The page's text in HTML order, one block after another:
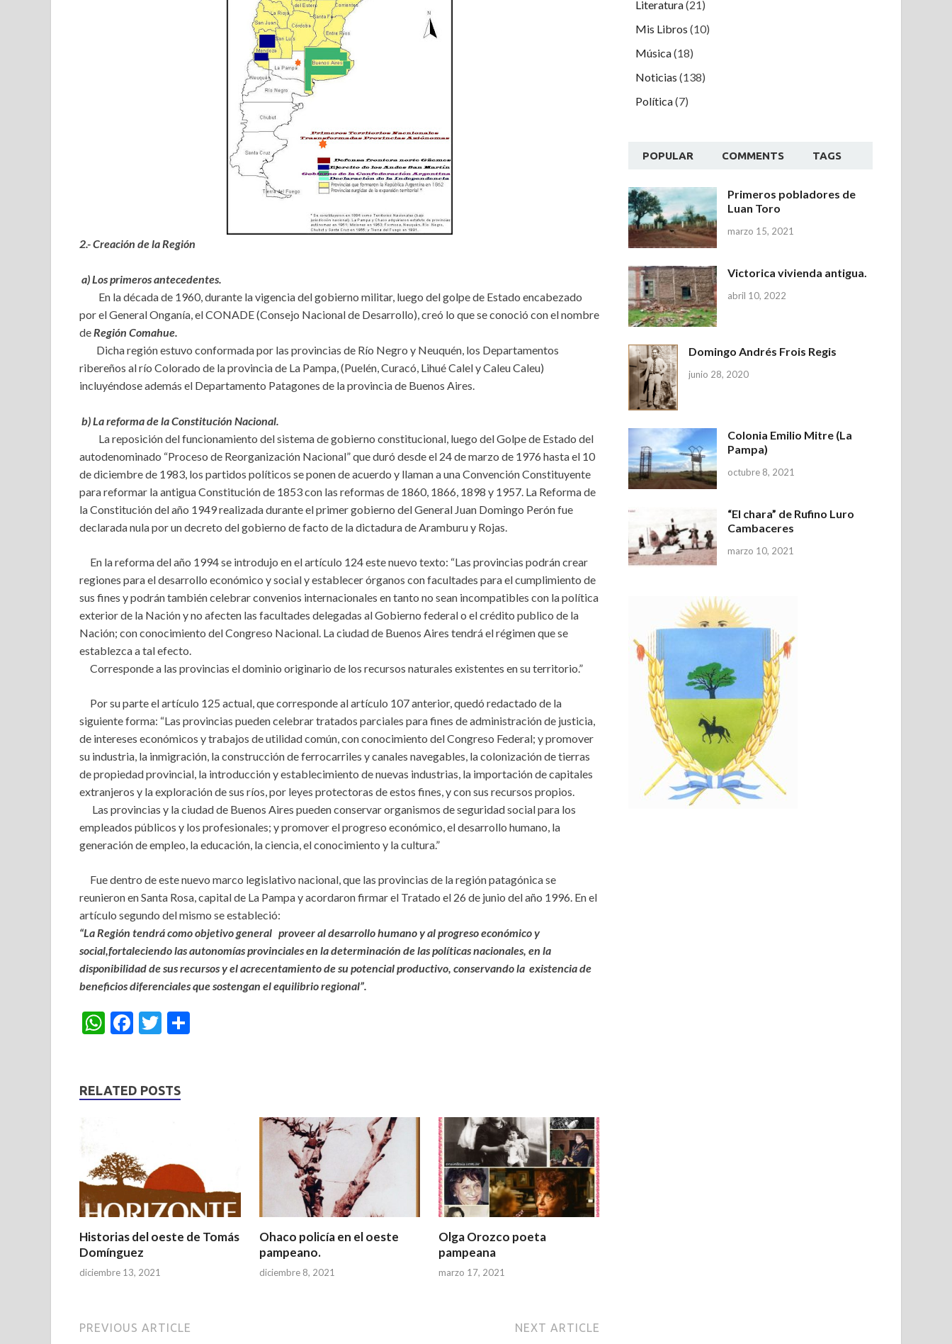
2.- Creación de la Región
a) Los primeros antecedentes.
En la década de 1960, durante la vigencia del gobierno militar, luego del golpe de Estado encabezado
por el General Onganía, el CONADE (Consejo Nacional de Desarrollo), creó lo que se conoció con el nombre
deRegión Comahue.
Dicha región estuvo conformada por las provincias de Río Negro y Neuquén, los Departamentos
ribereños al río Colorado de la provincia de La Pampa, (Puelén, Curacó, Lihué Calel y Caleu Caleu)
incluyéndose además el Departamento Patagones de la provincia de Buenos Aires.
b) La reforma de la Constitución Nacional.
La reposición del funcionamiento del sistema de gobierno constitucional, luego del Golpe de Estado del
autodenominado “Proceso de Reorganización Nacional” que duró desde el 24 de marzo de 1976 hasta el 10
de diciembre de 1983, los partidos políticos se ponen de acuerdo y llaman a una Convención Constituyente
para reformar la antigua Constitución de 1853 con las reformas de 1860, 1866, 1898 y 1957. La Reforma de
la Constitución del año 1949 realizada durante el primer gobierno del General Juan Domingo Perón fue
declarada nula por un decreto del gobierno de facto de la dictadura de Aramburu y Rojas.
En la reforma del año 1994 se introdujo en el artículo 124 este nuevo texto: “Las provincias podrán crear
regiones para el desarrollo económico y social y establecer órganos con facultades para el cumplimiento de
sus fines y podrán también celebrar convenios internacionales en tanto no sean incompatibles con la política
exterior de la Nación y no afecten las facultades delegadas al Gobierno federal o el crédito publico de la
Nación; con conocimiento del Congreso Nacional. La ciudad de Buenos Aires tendrá el régimen que se
establezca a tal efecto.
Corresponde a las provincias el dominio originario de los recursos naturales existentes en su territorio.”
Por su parte el artículo 125 actual, que corresponde al artículo 107 anterior, quedó redactado de la
siguiente forma: “Las provincias pueden celebrar tratados parciales para fines de administración de justicia,
de intereses económicos y trabajos de utilidad común, con conocimiento del Congreso Federal; y promover
su industria, la inmigración, la construcción de ferrocarriles y canales navegables, la colonización de tierras
de propiedad provincial, la introducción y establecimiento de nuevas industrias, la importación de capitales
extranjeros y la exploración de sus ríos, por leyes protectoras de estos fines, y con sus recursos propios.
Las provincias y la ciudad de Buenos Aires pueden conservar organismos de seguridad social para los
empleados públicos y los profesionales; y promover el progreso económico, el desarrollo humano, la
generación de empleo, la educación, la ciencia, el conocimiento y la cultura.”
Fue dentro de este nuevo marco legislativo nacional, que las provincias de la región patagónica se
reunieron en Santa Rosa, capital de La Pampa y acordaron firmar el Tratado el 26 de junio del año 1996. En el
artículo segundo del mismo se estableció:
“La Región tendrá como objetivo general proveer al desarrollo humano y al progreso económico y
social,fortaleciendo las autonomías provinciales en la determinación de las políticas nacionales, en la
disponibilidad de sus recursos y elacrecentamiento de su potencial productivo, conservando la existencia de
beneficios diferenciales que sostengan el equilibrio regional”.
W
s
p
F
b
k
T
er
RELATED POSTS
Historias del oeste de Tomás
Domínguez
diciembre 13, 2021
Ohaco policía en el oeste
pampeano.
diciembre 8, 2021
Olga Orozco poeta
pampeana
marzo 17, 2021
PREVIOUS ARTICLE NEXT ARTICLE
Literatura(21)
Mis Libros (10)
Música(18)
Noticias (138)
Política(7)
POPULAR COMMENTS TAGS
Primeros pobladores de
Luan Toro
marzo 15, 2021
Victorica vivienda antigua.
abril 10, 2022
Domingo Andrés Frois Regis
junio 28, 2020
Colonia Emilio Mitre (La
Pampa)
octubre 8, 2021
“El chara” de Rufino Luro
Cambaceres
marzo 10, 2021